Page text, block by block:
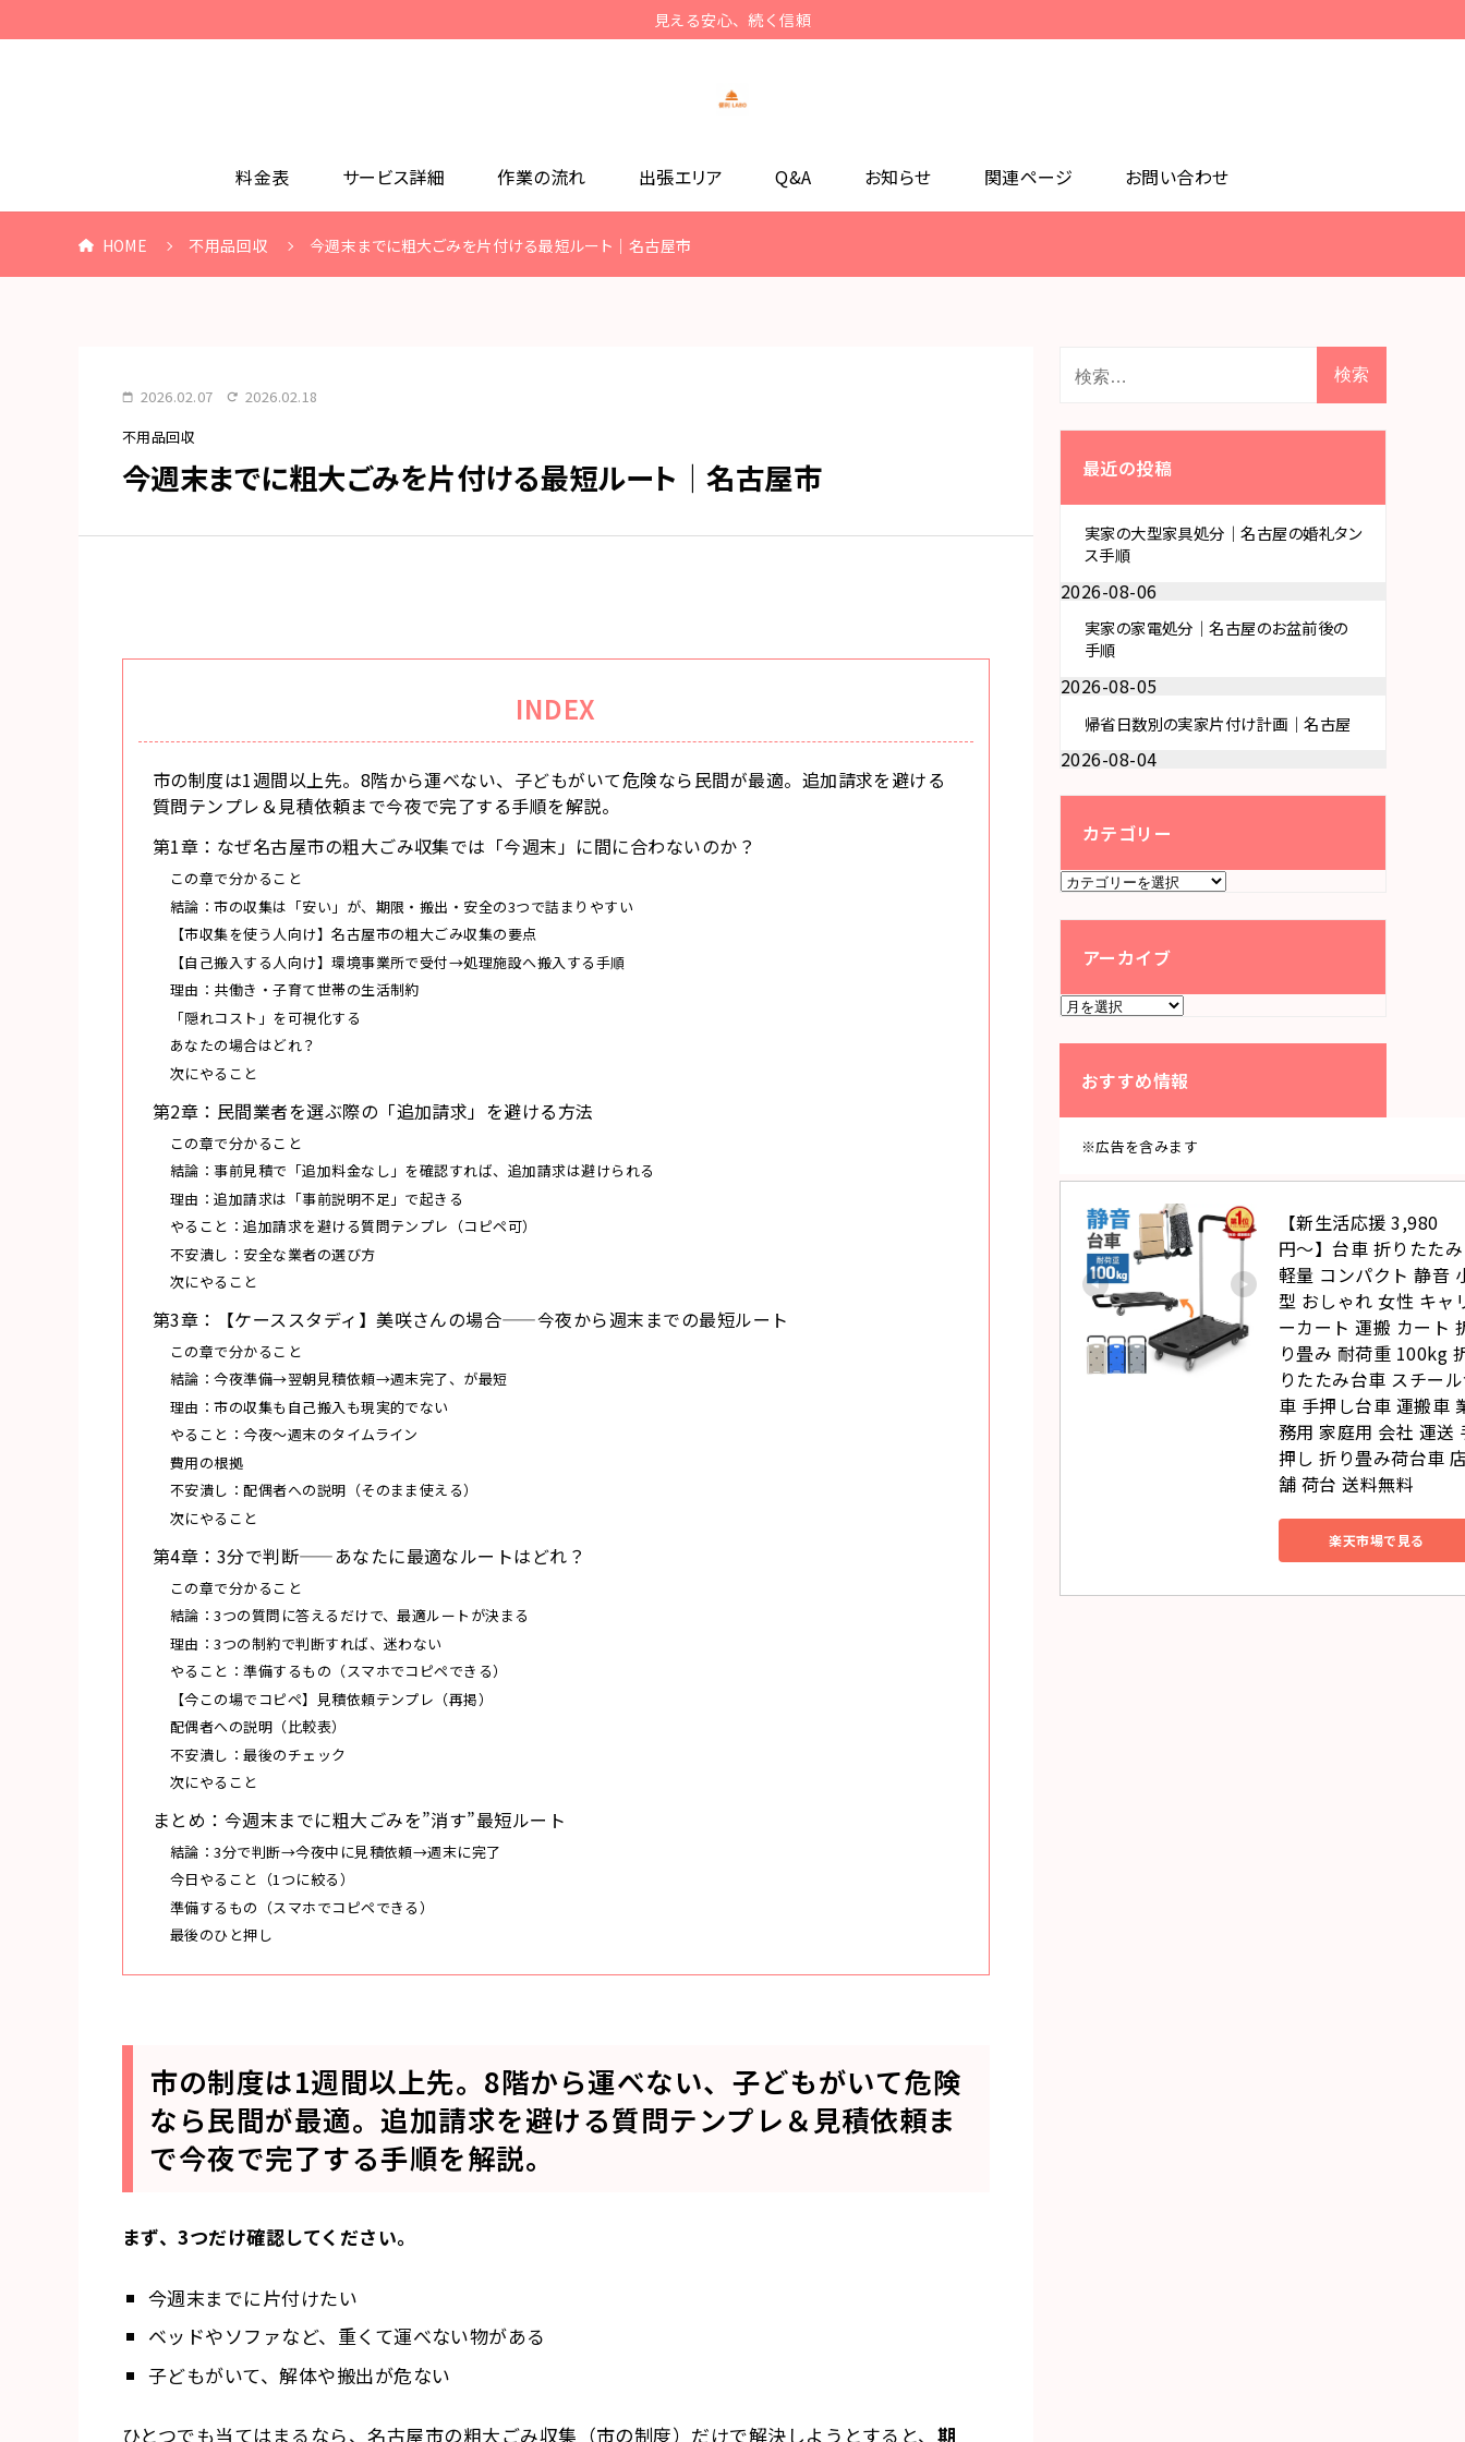
見える安心、続く信頼
料金表 サービス詳細 作業の流れ 出張エリア Q&A お知らせ 関連ページ お問い合わせ
HOME 不用品回収 今週末までに粗大ごみを片付ける最短ルート｜名古屋市
2026.02.07
2026.02.18
不用品回収
今週末までに粗大ごみを片付ける最短ルート｜名古屋市
INDEX
市の制度は1週間以上先。8階から運べない、子どもがいて危険なら民間が最適。追加請求を避ける
質問テンプレ＆見積依頼まで今夜で完了する手順を解説。
第1章：なぜ名古屋市の粗大ごみ収集では「今週末」に間に合わないのか？
この章で分かること
結論：市の収集は「安い」が、期限・搬出・安全の3つで詰まりやすい
【市収集を使う人向け】名古屋市の粗大ごみ収集の要点
【自己搬入する人向け】環境事業所で受付→処理施設へ搬入する手順
理由：共働き・子育て世帯の生活制約
「隠れコスト」を可視化する
あなたの場合はどれ？
次にやること
第2章：民間業者を選ぶ際の「追加請求」を避ける方法
この章で分かること
結論：事前見積で「追加料金なし」を確認すれば、追加請求は避けられる
理由：追加請求は「事前説明不足」で起きる
やること：追加請求を避ける質問テンプレ（コピペ可）
不安潰し：安全な業者の選び方
次にやること
第3章：【ケーススタディ】美咲さんの場合——今夜から週末までの最短ルート
この章で分かること
結論：今夜準備→翌朝見積依頼→週末完了、が最短
理由：市の収集も自己搬入も現実的でない
やること：今夜〜週末のタイムライン
費用の根拠
不安潰し：配偶者への説明（そのまま使える）
次にやること
第4章：3分で判断——あなたに最適なルートはどれ？
この章で分かること
結論：3つの質問に答えるだけで、最適ルートが決まる
理由：3つの制約で判断すれば、迷わない
やること：準備するもの（スマホでコピペできる）
【今この場でコピペ】見積依頼テンプレ（再掲）
配偶者への説明（比較表）
不安潰し：最後のチェック
次にやること
まとめ：今週末までに粗大ごみを”消す”最短ルート
結論：3分で判断→今夜中に見積依頼→週末に完了
今日やること（1つに絞る）
準備するもの（スマホでコピペできる）
最後のひと押し
市の制度は1週間以上先。8階から運べない、子どもがいて危険
なら民間が最適。追加請求を避ける質問テンプレ＆見積依頼ま
で今夜で完了する手順を解説。
まず、3つだけ確認してください。
今週末までに片付けたい
ベッドやソファなど、重くて運べない物がある
子どもがいて、解体や搬出が危ない
ひとつでも当てはまるなら、名古屋市の粗大ごみ収集（市の制度）だけで解決しようとすると、 期
索:
最近の投稿
実家の大型家具処分｜名古屋の婚礼タン
ス手順
2026-08-06
実家の家電処分｜名古屋のお盆前後の
手順
2026-08-05
帰省日数別の実家片付け計画｜名古屋
2026-08-04
カテゴリー
カ
テ
アーカイブ
ア
ー
カ
おすすめ情報
※広告を含みます
【新生活応援 3,980
円〜】台車 折りたたみ
軽量 コンパクト 静音
型 おしゃれ 女性 キャ
ーカート 運搬 カート
り畳み 耐荷重 100kg
りたたみ台車 スチー
車 手押し台車 運搬車
務用 家庭用 会社 運送
押し 折り畳み荷台車
舗 荷台 送料無料
楽天市場で見る